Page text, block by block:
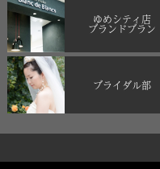
ゆめシティ店
ブランドブラン
ブライダル部